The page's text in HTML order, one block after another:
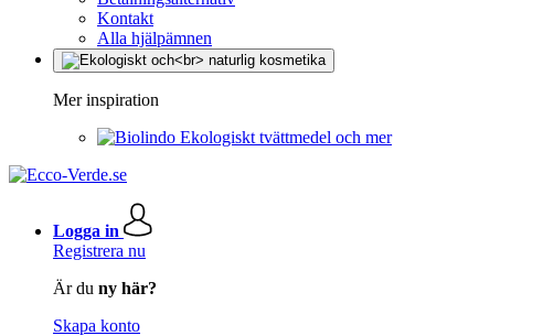
Kontakt
Alla hjälpämnen
Mer inspiration
Ekologiskt tvättmedel och mer
Logga in
Registrera nu
Är du ny här?
Skapa konto